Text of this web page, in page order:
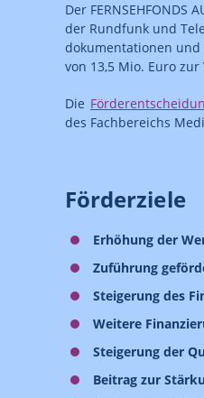
Der
der Rundfunk und
dokumentationen
von 13,5 Mio. Euro zur
Die
des Fachbereichs
Förderziele
Erhöhung der
Zuführung
Steigerung des
Weitere
Steigerung der
Beitrag zur